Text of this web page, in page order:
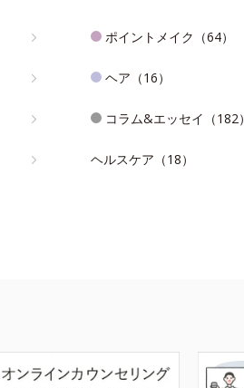
ポイントメイク（64）
ヘア（16）
コラム&エッセイ（182）
ヘルスケア（18）